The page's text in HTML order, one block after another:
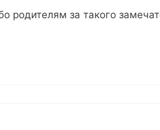
родителям за такого